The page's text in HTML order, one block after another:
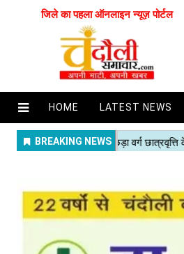
जिले का पहला ऑनलाइन न्यूज़ पोर्टल
HOME LATEST NEWS